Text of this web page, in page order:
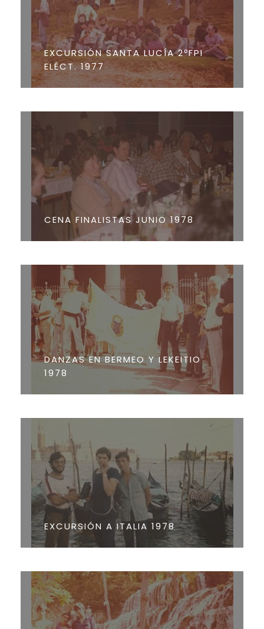
EXCURSIÓN SANTA LUCÍA 2ºFPI
ELÉCT. 1977
CENA FINALISTAS JUNIO 1978
DANZAS EN BERMEO Y LEKEITIO
1978
EXCURSIÓN A ITALIA 1978